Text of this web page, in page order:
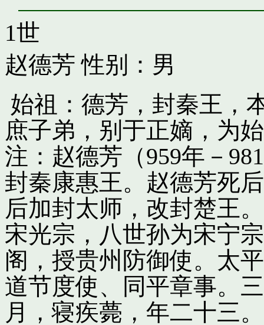
1世
赵德芳 性别：男
始祖：德芳，封秦王，
庶子弟，别于正嫡，为
注：赵德芳（959年－
封秦康惠王。赵德芳死
后加封太师，改封楚王
宋光宗，八世孙为宋宁
阁，授贵州防御使。太
道节度使、同平章事。
月，寝疾薨，年二十三